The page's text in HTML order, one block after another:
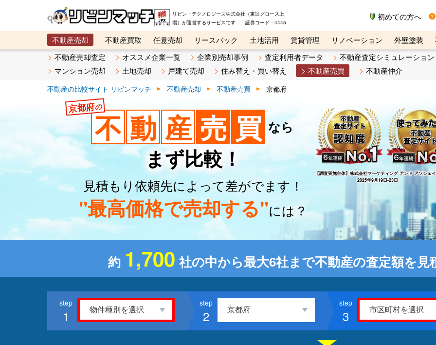
リビン・テクノロジーズ株式会社（東証グロース上
場）が運営するサービスです 証券コード：4445
初めての方へ
不動産売却 不動産買取 任意売却 リースバック 土地活用 賃貸管理 リノベーション 外壁塗装
メタ住宅展示場
ベスト不動産カンパニー オンライン講座 リビンマガジンBiz 不動産売却ご相談デスク
不動産売却査定 オススメ企業一覧 企業別売却事例 査定利用者データ
不動産査定シミュレーション
マンション売却
土地売却 戸建て売却 住み替え・買い替え 不動産売買 不動産仲介
不動産の比較サイト リビンマッチ 不動産売却 不動産売買 京都府
京都府の
不 動 産 売 買 なら
まず比較！
見積もり依頼先によって差がでます！
"最高価格で売却する"には？
【調査実施主体】株式会社マーケティング アンド アソシェ
2025年9月19日-23日
約 1,700 社の中から最大6社まで不動産の査定額を
1 2 3